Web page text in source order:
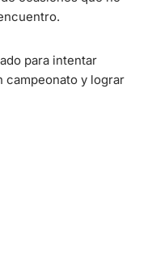
para intentar
campeonato y lograr